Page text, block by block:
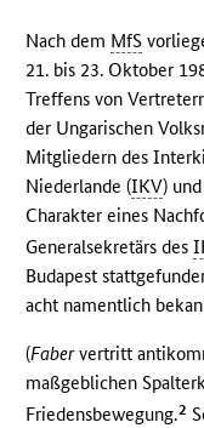
Nach dem MfS
21. bis 23. Oktober
Treffens von
der Ungarischen
Mitgliedern des
Niederlande (IKV)
Charakter eines
Generalsekretärs des
Budapest
acht namentlich
(Fabervertritt
maßgeblichen
Friedensbewegung.2